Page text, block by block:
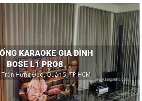
KARAOKE GIA ĐÌNH
BOSE L1 PRO8
Hưng Đạo, Quận 5, TP.HCM